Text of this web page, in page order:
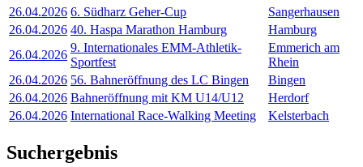
26.04.2026 6. Südharz Geher-Cup
Sangerhausen
26.04.2026 40. Haspa Marathon Hamburg
Hamburg
26.04.2026
9. Internationales EMM-Athletik-
Sportfest
Emmerich am
Rhein
26.04.2026 56. Bahneröffnung des LC Bingen
Bingen
26.04.2026 Bahneröffnung mit KM U14/U12
Herdorf
26.04.2026 International Race-Walking Meeting Kelsterbach
Suchergebnis